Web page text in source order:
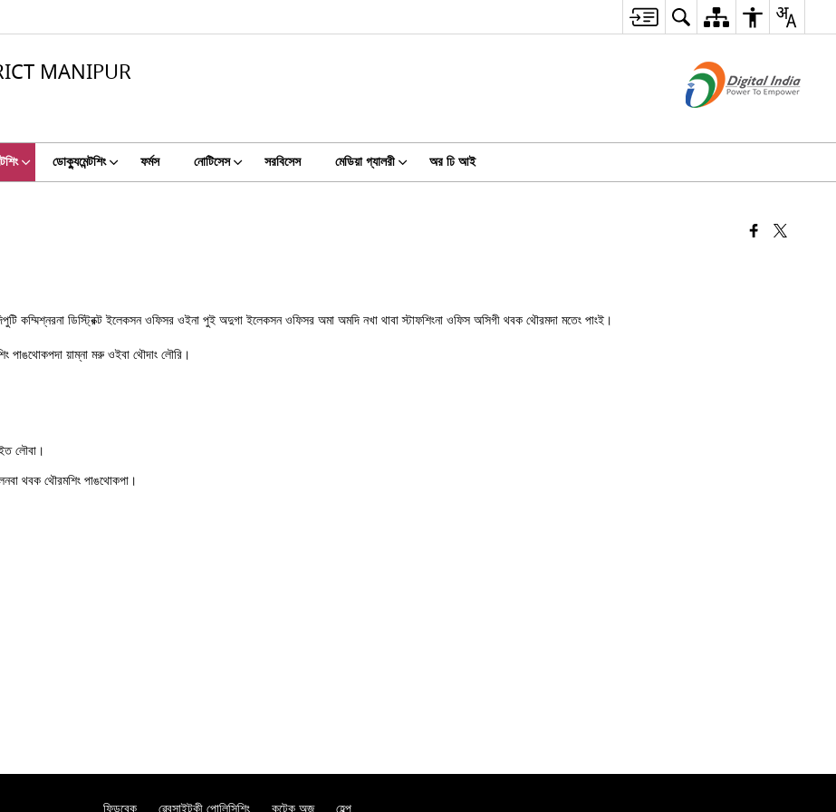
MANIPUR
ডোক্যুমেন্টশিং ফর্মস নোটিসেস সরবিসেস মেডিয়া গ্যালরী অর ঢি আই
কম্মিশ্নরনা ডিস্ট্রিক্ট ইলেকসন ওফিসর ওইনা পুই অদুগা ইলেকসন ওফিসর অমা অমদি নখা থাবা স্টাফশিংনা ওফিস অসিগী থবক থৌরমদা মতেং পাংই।
পাঙথোকপদা য়াম্না মরু ওইবা থৌদাং লৌরি।
লৌবা।
থবক থৌরমশিং পাঙথোকপা।